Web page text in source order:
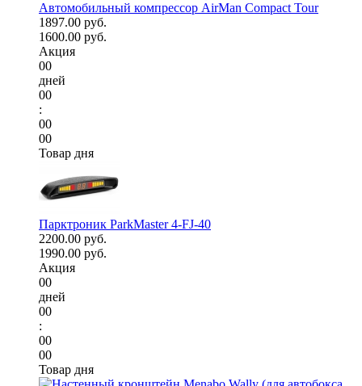
Автомобильный компрессор AirMan Compact Tour
1897.00 руб.
1600.00 руб.
Акция
00
дней
00
:
00
00
Товар дня
Парктроник ParkMaster 4-FJ-40
2200.00 руб.
1990.00 руб.
Акция
00
дней
00
:
00
00
Товар дня